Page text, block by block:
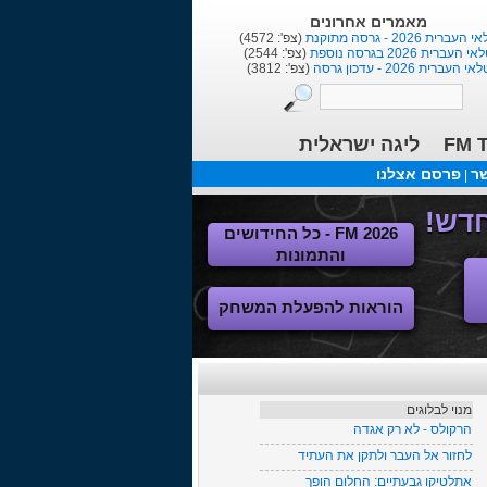
שחקנים אחרונים
Marcinho (צפ': 1685)
Anderson (צפ': 11721)
Dan Einbinder (צפ': 7415)
FM
ליגה ישראלית
פרסם אצלנו
FM 2026 - כל החידושים
והתמונות
הוראות להפעלת המשחק
מנוי לבלוגים
הרקולס - לא רק אגדה
לחזור אל העבר ולתקן את העתיד
אתלטיקו גבעתיים: החלום הופך